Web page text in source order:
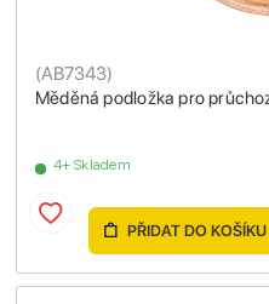
Měděná podložka pro
(AB7343)
4+ Skladem
PŘIDAT DO KOŠÍKU